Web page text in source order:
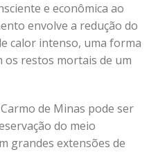
e econômica ao
envolve a redução do
calor intenso, uma forma
os restos mortais de um
de Minas pode ser
do meio
grandes extensões de